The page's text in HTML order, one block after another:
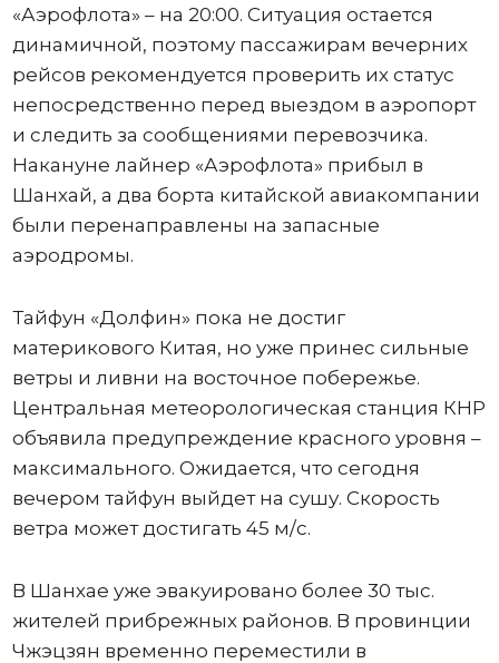
«Аэрофлота» – на 20:00. Ситуация остается
динамичной, поэтому пассажирам вечерних
рейсов рекомендуется проверить их статус
непосредственно перед выездом в аэропорт
и следить за сообщениями перевозчика.
Накануне лайнер «Аэрофлота» прибыл в
Шанхай, а два борта китайской авиакомпании
были перенаправлены на запасные
аэродромы.
Тайфун «Долфин» пока не достиг
материкового Китая, но уже принес сильные
ветры и ливни на восточное побережье.
Центральная метеорологическая станция КНР
объявила предупреждение красного уровня –
максимального. Ожидается, что сегодня
вечером тайфун выйдет на сушу. Скорость
ветра может достигать 45 м/с.
В Шанхае уже эвакуировано более 30 тыс.
жителей прибрежных районов. В провинции
Чжэцзян временно переместили в